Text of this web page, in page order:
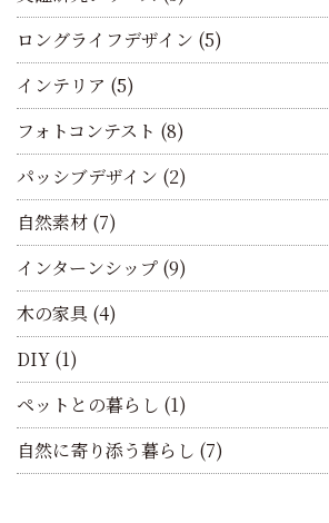
ロングライフデザイン (5)
インテリア (5)
フォトコンテスト (8)
パッシブデザイン (2)
自然素材 (7)
インターンシップ (9)
木の家具 (4)
DIY (1)
ペットとの暮らし (1)
自然に寄り添う暮らし (7)